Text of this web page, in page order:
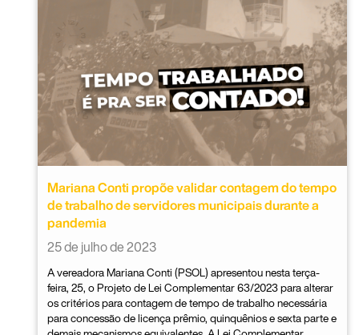
Mariana Conti propõe validar contagem do tempo
de trabalho de servidores municipais durante a
pandemia
25 de julho de 2023
A vereadora Mariana Conti (PSOL) apresentou nesta terça-
feira, 25, o Projeto de Lei Complementar 63/2023 para alterar
os critérios para contagem de tempo de trabalho necessária
para concessão de licença prêmio, quinquênios e sexta parte e